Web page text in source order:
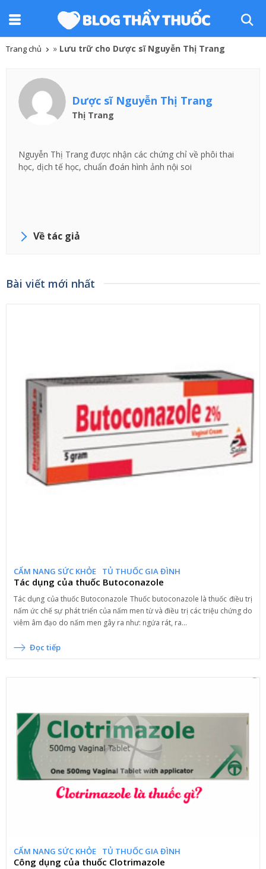
Trang chủ » Lưu trữ cho Dược sĩ Nguyễn Thị Trang
Dược sĩ Nguyễn Thị Trang
Thị Trang
Nguyễn Thị Trang được nhận các chứng chỉ về phôi thai
học, dịch tế học, chuẩn đoán hình ảnh nội soi
Về tác giả
Bài viết mới nhất
CẨM NANG SỨC KHỎE TỦ THUỐC GIA ĐÌNH
Tác dụng của thuốc Butoconazole
Tác dụng của thuốc Butoconazole Thuốc butoconazole là thuốc điều trị
nấm ức chế sự phát triển của nấm men từ và điều trị các triệu chứng do
viêm âm đạo do nấm men gây ra như: ngứa rát, ra...
Đọc tiếp
CẨM NANG SỨC KHỎE TỦ THUỐC GIA ĐÌNH
Công dụng của thuốc Clotrimazole